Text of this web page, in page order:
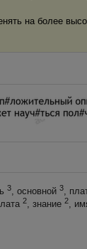
на более
3, основной 3,
2, знание 2,